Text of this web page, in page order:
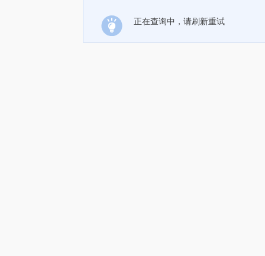
正在查询中，请刷新重试